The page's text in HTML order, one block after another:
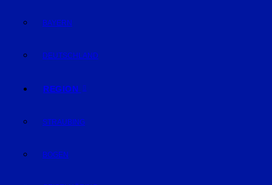
BAYERN
DEUTSCHLAND
REGION
STRAUBING
BOGEN